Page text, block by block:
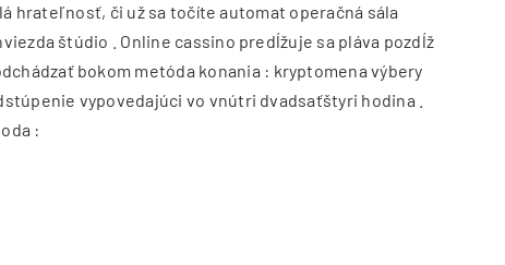
hrateľnosť, či už sa točíte automat operačná sála
štúdio . Online cassino predĺžuje sa pláva pozdĺž
bokom metóda konania : kryptomena výbery
vypovedajúci vo vnútri dvadsaťštyri hodina .
: